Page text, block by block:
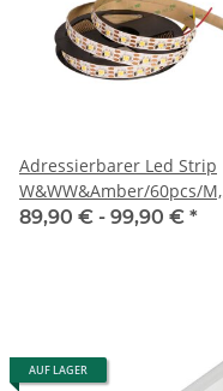
Adressierbarer Led Strip
W&WW&Amber/60pcs/M,
SK6812/60pcs/M,12V,
89,90 € - 99,90 € *
AUF LAGER